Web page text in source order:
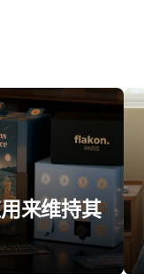
来维持其